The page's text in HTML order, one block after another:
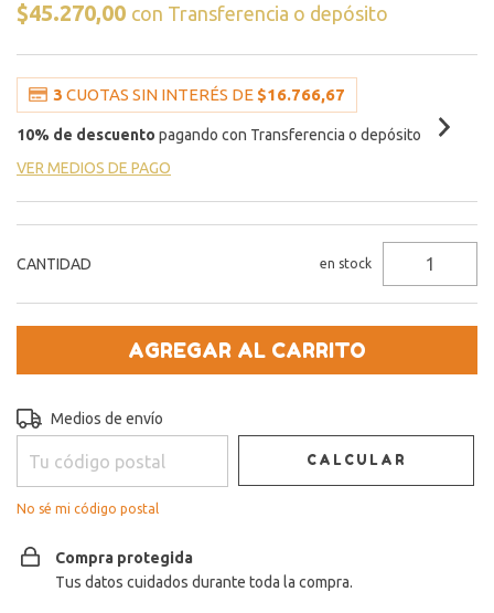
$45.270,00 con Transferencia o depósito
3 CUOTAS SIN INTERÉS DE $16.766,67
10% de descuento pagando con Transferencia o depósito
VER MEDIOS DE PAGO
CANTIDAD en stock
Entregas para el CP:
Medios de envío
CALCULAR
No sé mi código postal
Compra protegida
Tus datos cuidados durante toda la compra.